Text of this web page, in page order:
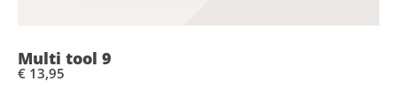
Multi tool 9
€ 13,95